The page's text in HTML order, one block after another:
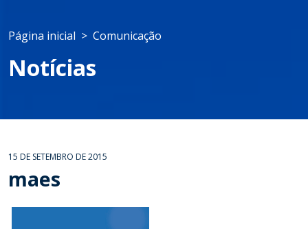
Página inicial Comunicação
Notícias
15 DE SETEMBRO DE 2015
maes